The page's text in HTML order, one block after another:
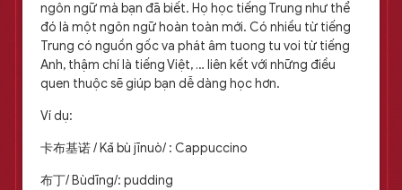
ngôn ngữ mà bạn đã biết. Họ học tiếng Trung như thể
đó là một ngôn ngữ hoàn toàn mới. Có nhiều từ tiếng
Trung có nguồn gốc va phát âm tuong tu voi từ tiếng
Anh, thậm chí là tiếng Việt, … liên kết với những điều
quen thuộc sẽ giúp bạn dễ dàng học hơn.
Ví dụ:
卡布基诺 / Kǎ bù jīnuò/ : Cappuccino
布丁/ Bùdīng/: pudding